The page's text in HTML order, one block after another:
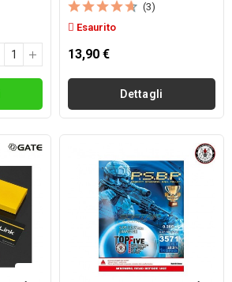
(3)
Esaurito
13,90 €
Dettagli